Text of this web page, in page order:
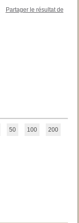
Partager le résultat de
50 100 200